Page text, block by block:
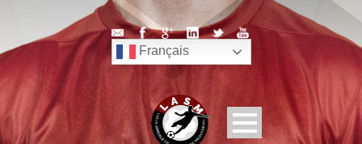
Français